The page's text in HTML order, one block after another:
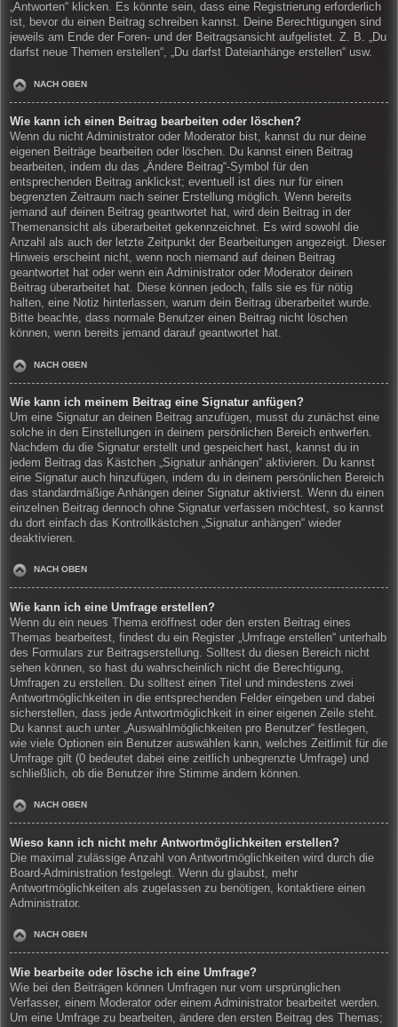
„Antworten“ klicken. Es könnte sein, dass eine Registrierung erforderlich
ist, bevor du einen Beitrag schreiben kannst. Deine Berechtigungen sind
jeweils am Ende der Foren- und der Beitragsansicht aufgelistet. Z. B. „Du
darfst neue Themen erstellen“, „Du darfst Dateianhänge erstellen“ usw.
NACH OBEN
Wie kann ich einen Beitrag bearbeiten oder löschen?
Wenn du nicht Administrator oder Moderator bist, kannst du nur deine
eigenen Beiträge bearbeiten oder löschen. Du kannst einen Beitrag
bearbeiten, indem du das „Ändere Beitrag“-Symbol für den
entsprechenden Beitrag anklickst; eventuell ist dies nur für einen
begrenzten Zeitraum nach seiner Erstellung möglich. Wenn bereits
jemand auf deinen Beitrag geantwortet hat, wird dein Beitrag in der
Themenansicht als überarbeitet gekennzeichnet. Es wird sowohl die
Anzahl als auch der letzte Zeitpunkt der Bearbeitungen angezeigt. Dieser
Hinweis erscheint nicht, wenn noch niemand auf deinen Beitrag
geantwortet hat oder wenn ein Administrator oder Moderator deinen
Beitrag überarbeitet hat. Diese können jedoch, falls sie es für nötig
halten, eine Notiz hinterlassen, warum dein Beitrag überarbeitet wurde.
Bitte beachte, dass normale Benutzer einen Beitrag nicht löschen
können, wenn bereits jemand darauf geantwortet hat.
NACH OBEN
Wie kann ich meinem Beitrag eine Signatur anfügen?
Um eine Signatur an deinen Beitrag anzufügen, musst du zunächst eine
solche in den Einstellungen in deinem persönlichen Bereich entwerfen.
Nachdem du die Signatur erstellt und gespeichert hast, kannst du in
jedem Beitrag das Kästchen „Signatur anhängen“ aktivieren. Du kannst
eine Signatur auch hinzufügen, indem du in deinem persönlichen Bereich
das standardmäßige Anhängen deiner Signatur aktivierst. Wenn du einen
einzelnen Beitrag dennoch ohne Signatur verfassen möchtest, so kannst
du dort einfach das Kontrollkästchen „Signatur anhängen“ wieder
deaktivieren.
NACH OBEN
Wie kann ich eine Umfrage erstellen?
Wenn du ein neues Thema eröffnest oder den ersten Beitrag eines
Themas bearbeitest, findest du ein Register „Umfrage erstellen“ unterhalb
des Formulars zur Beitragserstellung. Solltest du diesen Bereich nicht
sehen können, so hast du wahrscheinlich nicht die Berechtigung,
Umfragen zu erstellen. Du solltest einen Titel und mindestens zwei
Antwortmöglichkeiten in die entsprechenden Felder eingeben und dabei
sicherstellen, dass jede Antwortmöglichkeit in einer eigenen Zeile steht.
Du kannst auch unter „Auswahlmöglichkeiten pro Benutzer“ festlegen,
wie viele Optionen ein Benutzer auswählen kann, welches Zeitlimit für die
Umfrage gilt (0 bedeutet dabei eine zeitlich unbegrenzte Umfrage) und
schließlich, ob die Benutzer ihre Stimme ändern können.
NACH OBEN
Wieso kann ich nicht mehr Antwortmöglichkeiten erstellen?
Die maximal zulässige Anzahl von Antwortmöglichkeiten wird durch die
Board-Administration festgelegt. Wenn du glaubst, mehr
Antwortmöglichkeiten als zugelassen zu benötigen, kontaktiere einen
Administrator.
NACH OBEN
Wie bearbeite oder lösche ich eine Umfrage?
Wie bei den Beiträgen können Umfragen nur vom ursprünglichen
Verfasser, einem Moderator oder einem Administrator bearbeitet werden.
Um eine Umfrage zu bearbeiten, ändere den ersten Beitrag des Themas;